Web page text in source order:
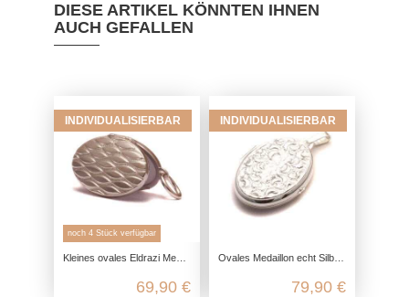
DIESE ARTIKEL KÖNNTEN IHNEN
AUCH GEFALLEN
INDIVIDUALISIERBAR
noch 4 Stück verfügbar
Kleines ovales Eldrazi Medaillon aus 925 Sterling Silber
69,90 €
INDIVIDUALISIERBAR
Ovales Medaillon echt Silber mit Mond Krater Ornament, 925 Foto Medaillon für 2 Bilder, Talisman Anhänger, Freundschaft Schmuck
79,90 €